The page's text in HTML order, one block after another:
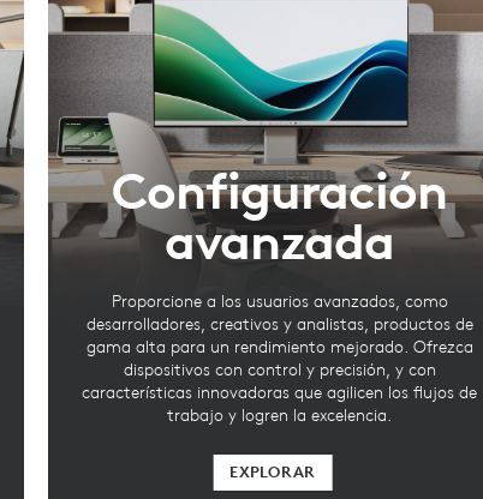
Configuración
avanzada
Proporcione a los usuarios avanzados, como
desarrolladores, creativos y analistas, productos de
gama alta para un rendimiento mejorado. Ofrezca
dispositivos con control y precisión, y con
características innovadoras que agilicen los flujos de
trabajo y logren la excelencia.
EXPLORAR